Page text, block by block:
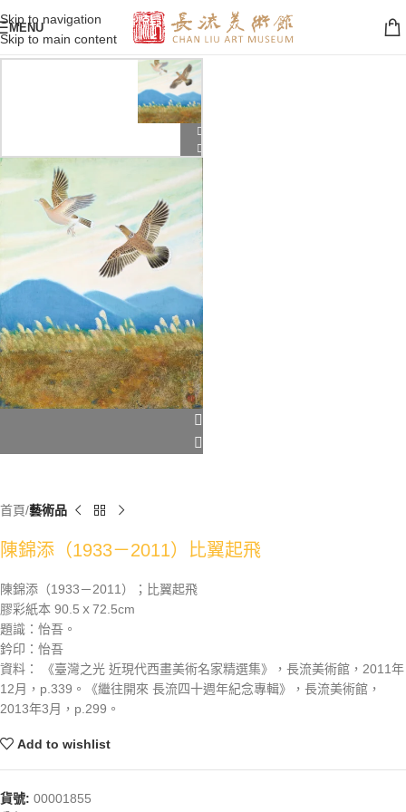
Skip to navigation
Skip to main content
MENU
首頁 藝術品
陳錦添（1933－2011）比翼起飛
陳錦添（1933－2011）；比翼起飛
膠彩紙本 90.5ｘ72.5cm
題識：怡吾。
鈐印：怡吾
資料： 《臺灣之光 近現代西畫美術名家精選集》，長流美術館，2011年
12月，p.339。《繼往開來 長流四十週年紀念專輯》，長流美術館，
2013年3月，p.299。
Add to wishlist
貨號: 00001855